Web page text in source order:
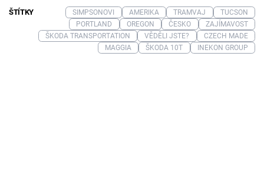
ŠTÍTKY SIMPSONOVI AMERIKA TRAMVAJ
TUCSON
PORTLAND
OREGON ČESKO
ZAJÍMAVOST
ŠKODA TRANSPORTATION
VĚDĚLI JSTE?
CZECH MADE
MAGGIA
ŠKODA 10T INEKON GROUP